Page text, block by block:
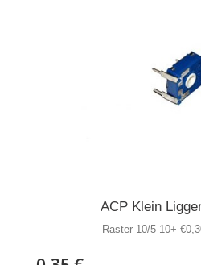
ACP Klein
Raster 10/5 10+